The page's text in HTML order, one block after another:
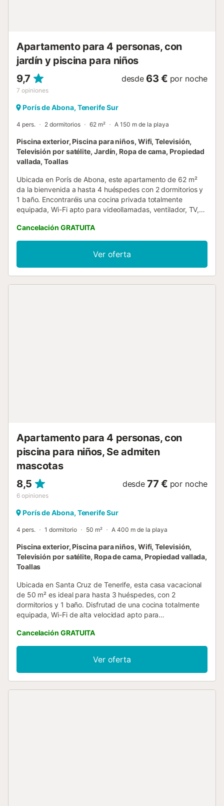
Apartamento para 4 personas, con
jardín y piscina para niños
9,7
7 opiniones
desde 63 € por noche
Porís de Abona, Tenerife Sur
4 pers. 2 dormitorios 62 m² A 150 m de la playa
Piscina exterior, Piscina para niños, Wifi, Televisión,
Televisión por satélite, Jardín, Ropa de cama, Propiedad
vallada, Toallas
Ubicada en Porís de Abona, este apartamento de 62 m²
da la bienvenida a hasta 4 huéspedes con 2 dormitorios y
1 baño. Encontraréis una cocina privada totalmente
equipada, Wi-Fi apto para videollamadas, ventilador, TV,
ofrece vistas al mar y un balcón privado para vuestro
disfrute. En el exterior, podéis relajaros en el jardín
compartido y aprovechar la piscina al aire libre y la piscina
infantil compartidas. Una ducha exterior os brinda
comodidad tras pasar tiempo en el agua o en la playa
Cancelación GRATUITA
Ver oferta
Apartamento para 4 personas, con
piscina para niños, Se admiten
mascotas
8,5
6 opiniones
desde 77 € por noche
Porís de Abona, Tenerife Sur
4 pers. 1 dormitorio 50 m² A 400 m de la playa
Piscina exterior, Piscina para niños, Wifi, Televisión,
Televisión por satélite, Ropa de cama, Propiedad vallada,
Toallas
Ubicada en Santa Cruz de Tenerife, esta casa vacacional
de 50 m² es ideal para hasta 3 huéspedes, con 2
dormitorios y 1 baño. Disfrutad de una cocina totalmente
equipada, Wi-Fi de alta velocidad apto para
dedicado para vuestra comodidad. Salid a la terraza
privada cubierta para relajaros y aprovechad el jardín y la
piscina exterior compartidos. También tenéis a vuestra
disposición una ducha exterior, perfecta tras un baño
refrescante o un día en la playa cercana. No se permiten
Cancelación GRATUITA
Ver oferta